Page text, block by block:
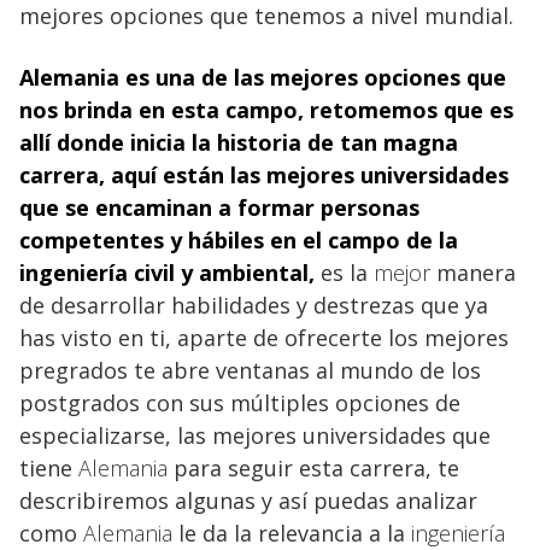
mejores opciones que tenemos a nivel mundial.
Alemania es una de las mejores opciones que
nos brinda en esta campo, retomemos que es
allí donde inicia la historia de tan magna
carrera, aquí están las mejores universidades
que se encaminan a formar personas
competentes y hábiles en el campo de la
ingeniería civil y ambiental, es la mejormanera
de desarrollar habilidades y destrezas que ya
has visto en ti, aparte de ofrecerte los mejores
pregrados te abre ventanas al mundo de los
postgrados con sus múltiples opciones de
especializarse, las mejores universidades que
tiene Alemania para seguir esta carrera, te
describiremos algunas y así puedas analizar
como Alemania le da la relevancia a la ingeniería